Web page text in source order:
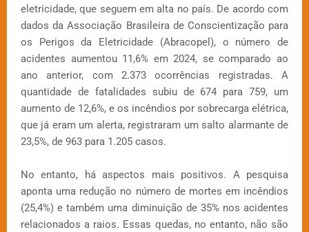
eletricidade, que seguem em alta no país. De acordo com
dados da Associação Brasileira de Conscientização para
os Perigos da Eletricidade (Abracopel), o número de
acidentes aumentou 11,6% em 2024, se comparado ao
ano anterior, com 2.373 ocorrências registradas. A
quantidade de fatalidades subiu de 674 para 759, um
aumento de 12,6%, e os incêndios por sobrecarga elétrica,
que já eram um alerta, registraram um salto alarmante de
23,5%, de 963 para 1.205 casos.
No entanto, há aspectos mais positivos. A pesquisa
aponta uma redução no número de mortes em incêndios
(25,4%) e também uma diminuição de 35% nos acidentes
relacionados a raios. Essas quedas, no entanto, não são